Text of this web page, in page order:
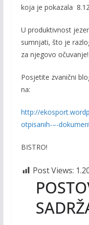
koja je pokazala
U produktivnost
sumnjati, što je
za njegovo očuvanje!
Posjetite zvanični
na:
http://
otpisanih-–-
BISTRO!
Post Views: